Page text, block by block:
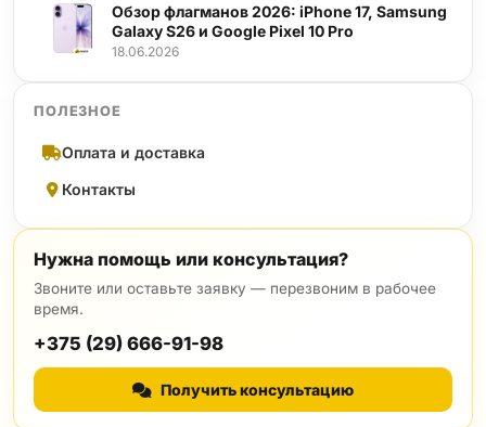
Обзор флагманов 2026: iPhone 17, Samsung
Galaxy S26 и Google Pixel 10 Pro
18.06.2026
ПОЛЕЗНОЕ
Оплата и доставка
Контакты
Нужна помощь или консультация?
Звоните или оставьте заявку — перезвоним в рабочее
время.
+375 (29) 666-91-98
Получить консультацию